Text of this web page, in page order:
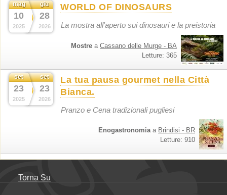
mag
10
2025
giu
28
2026
WORLD OF DINOSAURS
La mostra all'aperto sui dinosauri e la preistoria
Mostre a Cassano delle Murge - BA
Letture: 365
set
23
2025
set
23
2026
La tua pausa gourmet nella Città
Bianca.
Pranzo e Cena tradizionali pugliesi
Enogastronomiaa Brindisi - BR
Letture: 910
Torna Su